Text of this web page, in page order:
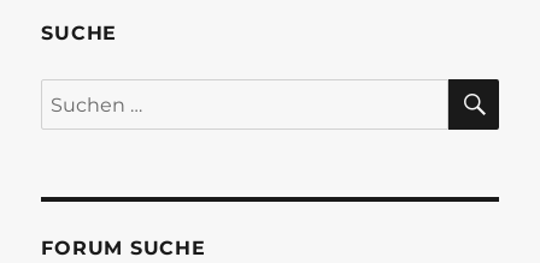
SUCHE
Suchen
nach:
FORUM SUCHE